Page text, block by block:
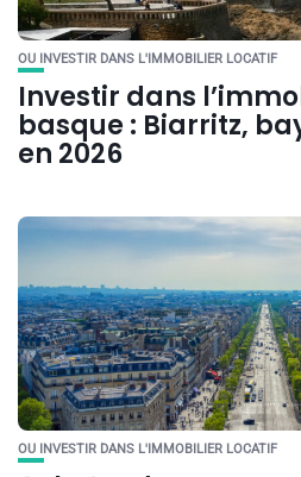
OU INVESTIR DANS L'IMMOBILIER LOCATIF
Investir dans
basque : Biarritz,
en 2026
OU INVESTIR DANS L'IMMOBILIER LOCATIF